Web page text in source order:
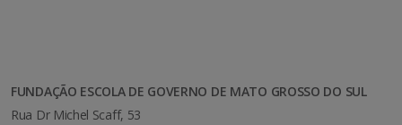
FUNDAÇÃO ESCOLA DE GOVERNO DE MATO GROSSO DO SUL
Rua Dr Michel Scaff, 53